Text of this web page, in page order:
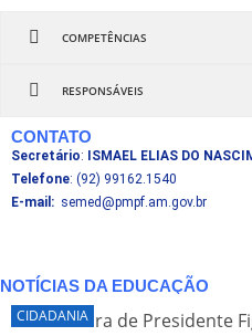
COMPETÊNCIAS
RESPONSÁVEIS
CONTATO
Secretário:
ISMAEL ELIAS DO
Telefone: (92) 99162.1540
E-mail: semed@pmpf.am.gov.br
NOTÍCIAS DA EDUCAÇÃO
CIDADANIA